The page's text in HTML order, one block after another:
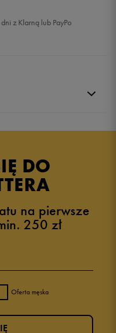
z Klarną lub PayPo
DO
na pierwsze
250 zł
Oferta męska